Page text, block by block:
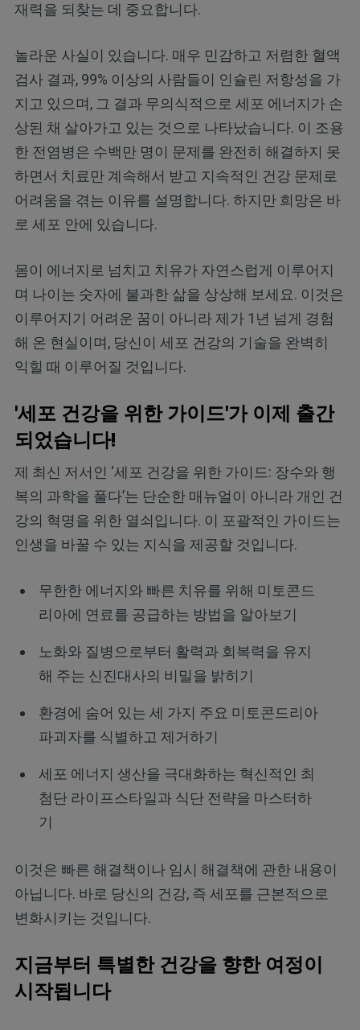
재력을 되찾는 데 중요합니다.
놀라운 사실이 있습니다. 매우 민감하고 저렴한 혈액
검사 결과, 99% 이상의 사람들이 인슐린 저항성을 가
지고 있으며, 그 결과 무의식적으로 세포 에너지가 손
상된 채 살아가고 있는 것으로 나타났습니다. 이 조용
한 전염병은 수백만 명이 문제를 완전히 해결하지 못
하면서 치료만 계속해서 받고 지속적인 건강 문제로
어려움을 겪는 이유를 설명합니다. 하지만 희망은 바
로 세포 안에 있습니다.
몸이 에너지로 넘치고 치유가 자연스럽게 이루어지
며 나이는 숫자에 불과한 삶을 상상해 보세요. 이것은
이루어지기 어려운 꿈이 아니라 제가 1년 넘게 경험
해 온 현실이며, 당신이 세포 건강의 기술을 완벽히
익힐 때 이루어질 것입니다.
'세포 건강을 위한 가이드'가 이제 출간
되었습니다!
제 최신 저서인 ‘세포 건강을 위한 가이드: 장수와 행
복의 과학을 풀다’는 단순한 매뉴얼이 아니라 개인 건
강의 혁명을 위한 열쇠입니다. 이 포괄적인 가이드는
인생을 바꿀 수 있는 지식을 제공할 것입니다.
무한한 에너지와 빠른 치유를 위해 미토콘드
리아에 연료를 공급하는 방법을 알아보기
노화와 질병으로부터 활력과 회복력을 유지
해 주는 신진대사의 비밀을 밝히기
환경에 숨어 있는 세 가지 주요 미토콘드리아
파괴자를 식별하고 제거하기
세포 에너지 생산을 극대화하는 혁신적인 최
첨단 라이프스타일과 식단 전략을 마스터하
기
이것은 빠른 해결책이나 임시 해결책에 관한 내용이
아닙니다. 바로 당신의 건강, 즉 세포를 근본적으로
변화시키는 것입니다.
지금부터 특별한 건강을 향한 여정이
시작됩니다